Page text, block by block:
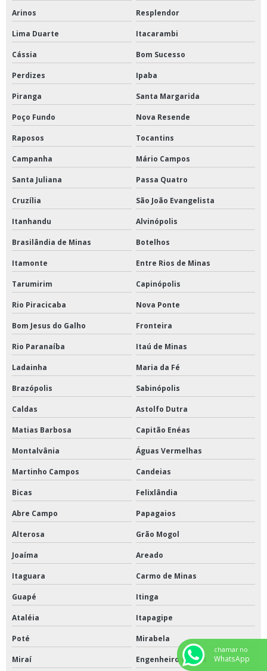
Arinos Resplendor
Lima Duarte Itacarambi
Cássia Bom Sucesso
Perdizes Ipaba
Piranga Santa Margarida
Poço Fundo Nova Resende
Raposos Tocantins
Campanha Mário Campos
Santa Juliana Passa Quatro
Cruzília São João Evangelista
Itanhandu Alvinópolis
Brasilândia de Minas Botelhos
Itamonte Entre Rios de Minas
Tarumirim Capinópolis
Rio Piracicaba Nova Ponte
Bom Jesus do Galho Fronteira
Rio Paranaíba Itaú de Minas
Ladainha Maria da Fé
Brazópolis Sabinópolis
Caldas Astolfo Dutra
Matias Barbosa Capitão Enéas
Montalvânia Águas Vermelhas
Martinho Campos Candeias
Bicas Felixlândia
Abre Campo Papagaios
Alterosa Grão Mogol
Joaíma Areado
Itaguara Carmo de Minas
Guapé Itinga
Ataléia Itapagipe
Poté Mirabela
Miraí Engenheiro Caldas
chamar no
WhatsApp